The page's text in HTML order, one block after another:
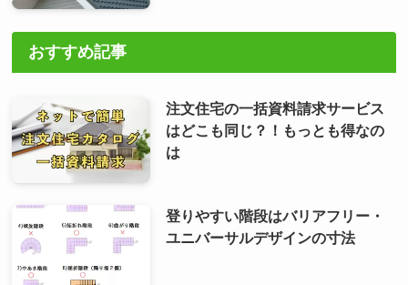
おすすめ記事
注文住宅の一括資料請求サービス
はどこも同じ？！もっとも得なの
は
登りやすい階段はバリアフリー・
ユニバーサルデザインの寸法